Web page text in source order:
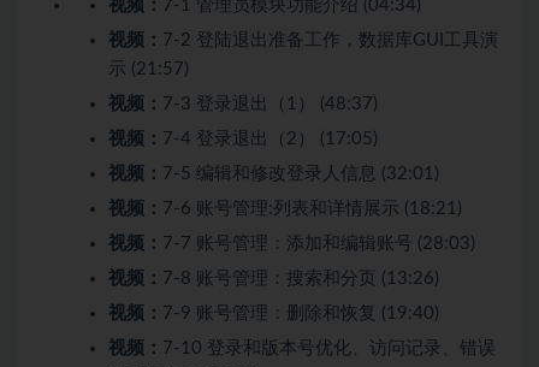
视频： 7-1 管理员模块功能介绍 (04:34)
视频： 7-2 登陆退出准备工作，数据库GUI工具演
示 (21:57)
视频： 7-3 登录退出（1） (48:37)
视频： 7-4 登录退出（2） (17:05)
视频： 7-5 编辑和修改登录人信息 (32:01)
视频： 7-6 账号管理:列表和详情展示 (18:21)
视频： 7-7 账号管理：添加和编辑账号 (28:03)
视频： 7-8 账号管理：搜索和分页 (13:26)
视频： 7-9 账号管理：删除和恢复 (19:40)
视频： 7-10 登录和版本号优化、访问记录、错误